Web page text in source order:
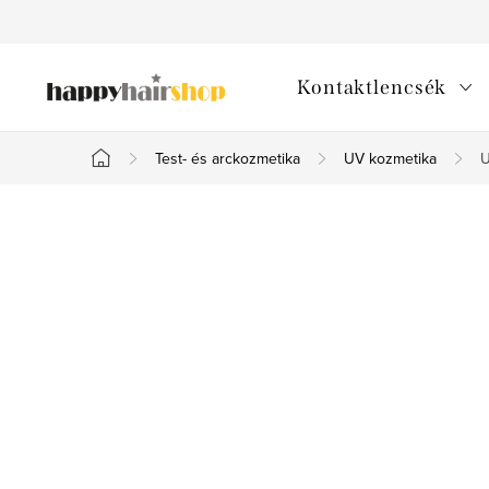
tartalomhoz
Kontaktlencsék
Kezdőlap
Test- és arckozmetika UV kozmetika